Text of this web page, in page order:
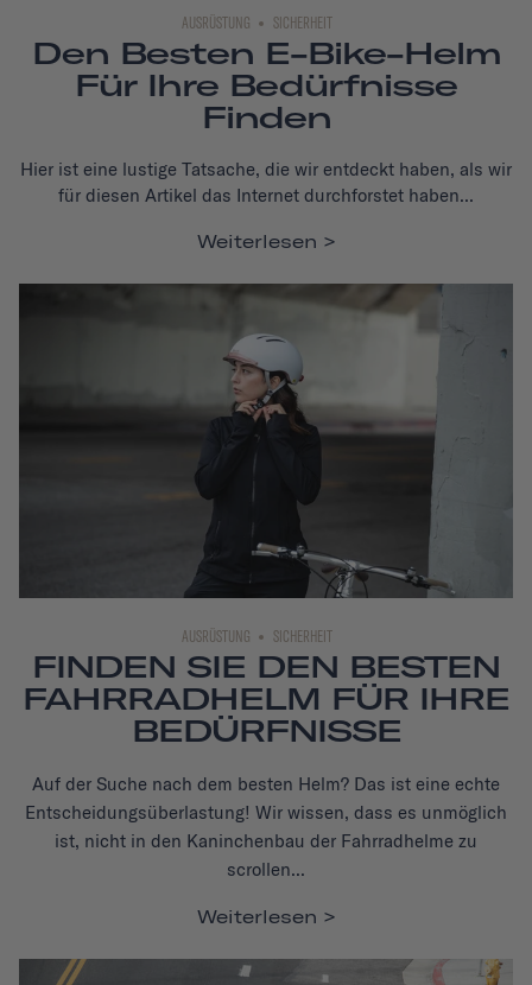
AUSRÜSTUNG SICHERHEIT
Den Besten E-Bike-Helm
Für Ihre Bedürfnisse
Finden
Hier ist eine lustige Tatsache, die wir entdeckt haben, als wir
für diesen Artikel das Internet durchforstet haben...
Weiterlesen
AUSRÜSTUNG SICHERHEIT
FINDEN SIE DEN BESTEN
FAHRRADHELM FÜR IHRE
BEDÜRFNISSE
Auf der Suche nach dem besten Helm? Das ist eine echte
Entscheidungsüberlastung! Wir wissen, dass es unmöglich
ist, nicht in den Kaninchenbau der Fahrradhelme zu
scrollen...
Weiterlesen